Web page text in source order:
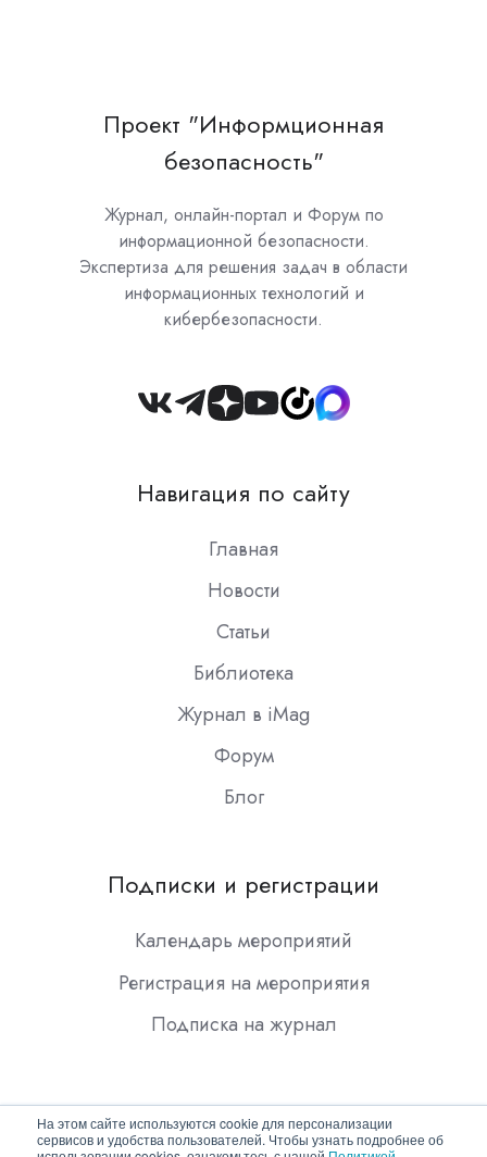
На этом сайте используются cookie для персонализации
сервисов и удобства пользователей. Чтобы узнать подробнее об
Проект "Информционная
безопасность"
Журнал, онлайн-портал и Форум по
информационной безопасности.
Экспертиза для решения задач в области
информационных технологий и
кибербезопасности.
Join
Slack
Навигация по сайту
Главная
Новости
Статьи
Библиотека
Журнал в iMag
Форум
Блог
Подписки и регистрации
Календарь мероприятий
Регистрация на мероприятия
Подписка на журнал